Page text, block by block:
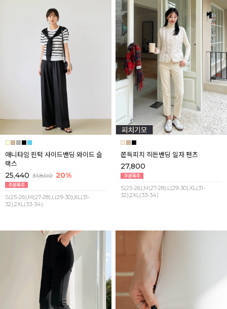
애니타임 핀턱 사이드밴딩 와이드 슬
랙스
25,440 31,800 20%
S(25-26),M(27-28),L(29-30),XL(31-
32),2XL(33-34)
쫀득피치 히든밴딩 일자 팬츠
27,800
S(25-26),M(27-28),L(29-30),XL(31-
32),2XL(33-34)